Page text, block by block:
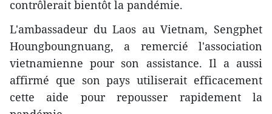
contrôlerait bientôt la pandémie.
L'ambassadeur du Laos au Vietnam, Sengphet
Houngboungnuang, a remercié l'association
vietnamienne pour son assistance. Il a aussi
affirmé que son pays utiliserait efficacement
cette aide pour repousser rapidement la